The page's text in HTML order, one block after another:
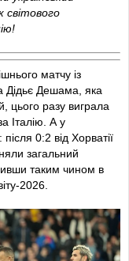
Гюйсен блокував
із розіграшу
Тео в центрі
каркас.
пішов у Педрі.
закрутив до
в ближній ногою
матчу із
Дідьє Дешама, яка
цього разу виграла
Італію. А у
0:2 від Хорватії
загальний
таким чином в
2026.